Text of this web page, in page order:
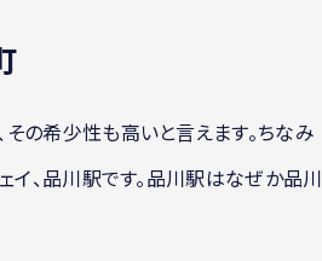
の希少性も高いと言えます。ちなみ
イ、品川駅です。品川駅はなぜか品川